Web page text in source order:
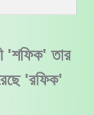
'শফিক' তার
'রফিক'